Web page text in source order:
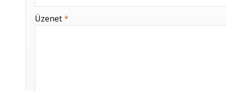
-
Üzenet*